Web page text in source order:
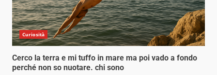
Curiosità
Cerco la terra e mi tuffo in mare ma poi vado a fondo
perché non so nuotare. chi sono